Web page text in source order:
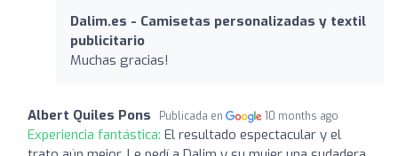
Dalim.es - Camisetas personalizadas y textil
publicitario
Muchas gracias!
Albert Quiles Pons Publicada en 10 months ago
Experiencia fantástica: El resultado espectacular y el